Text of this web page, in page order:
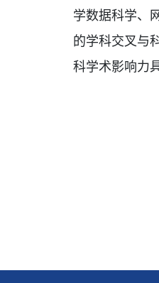
学数据科学、
的学科交叉与
科学术影响力